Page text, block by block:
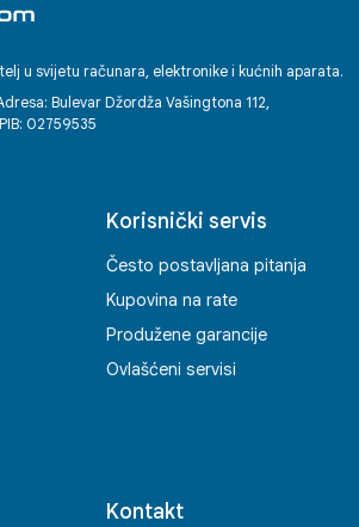
u svijetu računara, elektronike i kućnih aparata.
Bulevar Džordža Vašingtona 112,
02759535
Korisnički servis
Često postavljana pitanja
Kupovina na rate
Produžene garancije
Ovlašćeni servisi
Kontakt